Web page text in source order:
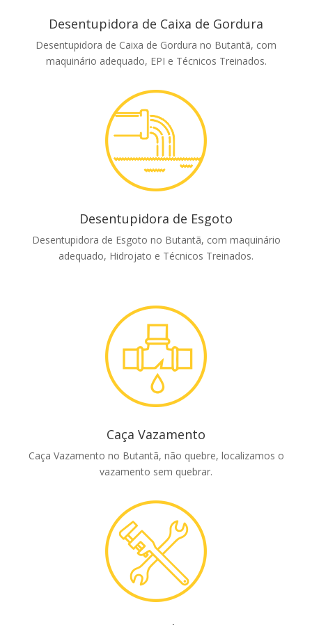
Desentupidora de Caixa de Gordura
Desentupidora de Caixa de Gordura no Butantã, com
maquinário adequado, EPI e Técnicos Treinados.
Desentupidora de Esgoto
Desentupidora de Esgoto no Butantã, com maquinário
adequado, Hidrojato e Técnicos Treinados.
Caça Vazamento
Caça Vazamento no Butantã, não quebre, localizamos o
vazamento sem quebrar.